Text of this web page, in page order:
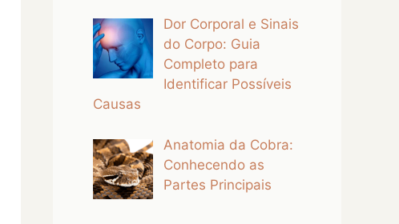
Dor Corporal e Sinais
do Corpo: Guia
Completo para
Identificar Possíveis
Causas
Anatomia da Cobra:
Conhecendo as
Partes Principais